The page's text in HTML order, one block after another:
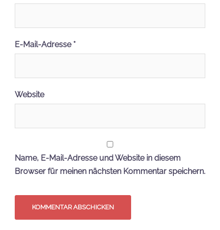
E-Mail-Adresse *
Website
Name, E-Mail-Adresse und Website in diesem
Browser für meinen nächsten Kommentar speichern.